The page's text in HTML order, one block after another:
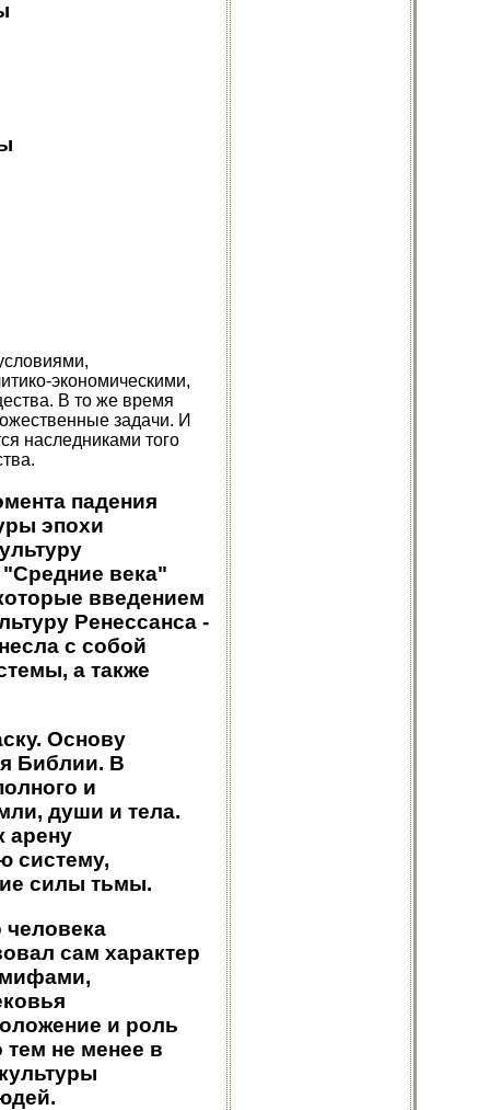
экономическими,
В то же время
задачи. И
наследниками того
падения
эпохи
"Средние века"
введением
Ренессанса -
с собой
а также
Основу
Библии. В
и
души и тела.
арену
систему,
силы тьмы.
сам характер
мифами,
и роль
не менее в